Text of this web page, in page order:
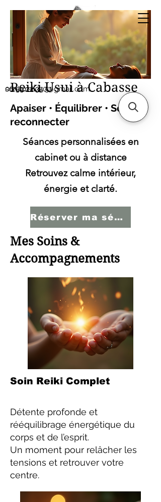
sonia.reiki50@gmail.com
06.59.22.34.51
Sonia SERBINI
Thérapeute soins
énergétiques Reiki Usui
Reiki Usui à Cabasse
Apaiser • Équilibrer • Se
reconnecter
Séances personnalisées en
cabinet ou à distance
Retrouvez calme intérieur,
énergie et clarté.
Réserver ma séance
Mes Soins &
Accompagnements
Soin Reiki Complet
Détente profonde et
rééquilibrage énergétique du
corps et de l’esprit.
Un moment pour relâcher les
tensions et retrouver votre
centre.